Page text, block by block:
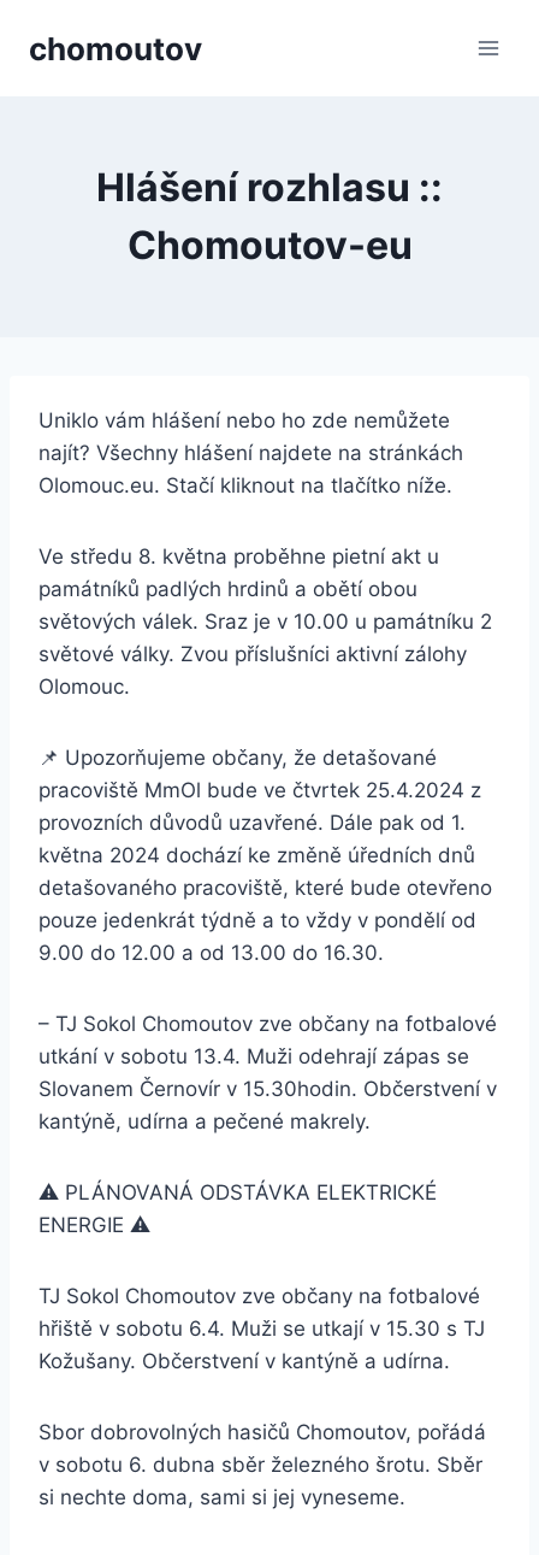
chomoutov
Hlášení rozhlasu ::
Chomoutov-eu
Uniklo vám hlášení nebo ho zde nemůžete
najít? Všechny hlášení najdete na stránkách
Olomouc.eu. Stačí kliknout na tlačítko níže.
Ve středu 8. května proběhne pietní akt u
památníků padlých hrdinů a obětí obou
světových válek. Sraz je v 10.00 u památníku 2
světové války. Zvou příslušníci aktivní zálohy
Olomouc.
📌 Upozorňujeme občany, že detašované
pracoviště MmOl bude ve čtvrtek 25.4.2024 z
provozních důvodů uzavřené. Dále pak od 1.
května 2024 dochází ke změně úředních dnů
detašovaného pracoviště, které bude otevřeno
pouze jedenkrát týdně a to vždy v pondělí od
9.00 do 12.00 a od 13.00 do 16.30.
– TJ Sokol Chomoutov zve občany na fotbalové
utkání v sobotu 13.4. Muži odehrají zápas se
Slovanem Černovír v 15.30hodin. Občerstvení v
kantýně, udírna a pečené makrely.
⚠️ PLÁNOVANÁ ODSTÁVKA ELEKTRICKÉ
ENERGIE ⚠️
TJ Sokol Chomoutov zve občany na fotbalové
hřiště v sobotu 6.4. Muži se utkají v 15.30 s TJ
Kožušany. Občerstvení v kantýně a udírna.
Sbor dobrovolných hasičů Chomoutov, pořádá
v sobotu 6. dubna sběr železného šrotu. Sběr
si nechte doma, sami si jej vyneseme.